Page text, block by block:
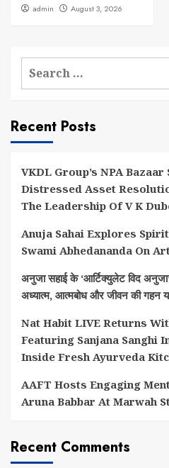
admin August 3, 2026
Search
Recent Posts
VKDL Group’s NPA
Distressed Asset
The Leadership Of V K
Anuja Sahai Explores
Swami Abhedananda On
अनुजा सहाई के ‘आर्टिक्युलेट विद
अध्यात्म, आत्मबोध और जीवन की गहन
Nat Habit LIVE Returns
Featuring Sanjana Sanghi
Inside Fresh Ayurveda
AAFT Hosts Engaging
Aruna Babbar At Marwah
Recent Comments